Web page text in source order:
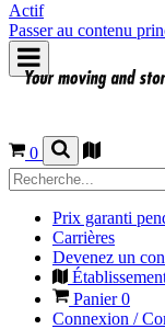
Actif
Passer au contenu
0
Prix garanti
Carrières
Devenez un
Panier0
Connexion /